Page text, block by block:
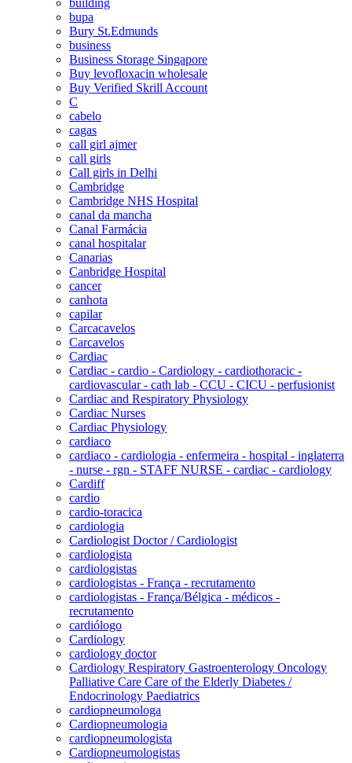
bupa
Bury St.Edmunds
business
Business Storage Singapore
Buy levofloxacin wholesale
Buy Verified Skrill Account
C
cabelo
cagas
call girl ajmer
call girls
Call girls in Delhi
Cambridge
Cambridge NHS Hospital
canal da mancha
Canal Farmácia
canal hospitalar
Canarias
Canbridge Hospital
cancer
canhota
capilar
Carcacavelos
Carcavelos
Cardiac
Cardiac - cardio - Cardiology - cardiothoracic -
cardiovascular - cath lab - CCU - CICU - perfusionist
Cardiac and Respiratory Physiology
Cardiac Nurses
Cardiac Physiology
cardiaco
cardiaco - cardiologia - enfermeira - hospital - inglaterra
- nurse - rgn - STAFF NURSE - cardiac - cardiology
Cardiff
cardio
cardio-toracica
cardiologia
Cardiologist Doctor / Cardiologist
cardiologista
cardiologistas
cardiologistas - França - recrutamento
cardiologistas - França/Bélgica - médicos -
recrutamento
cardiólogo
Cardiology
cardiology doctor
Cardiology Respiratory Gastroenterology Oncology
Palliative Care Care of the Elderly Diabetes /
Endocrinology Paediatrics
cardiopneumologa
Cardiopneumologia
cardiopneumologista
Cardiopneumologistas